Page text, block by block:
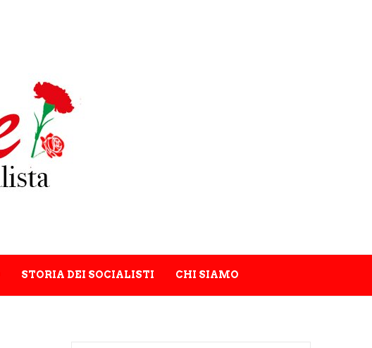
STORIA DEI SOCIALISTI CHI SIAMO